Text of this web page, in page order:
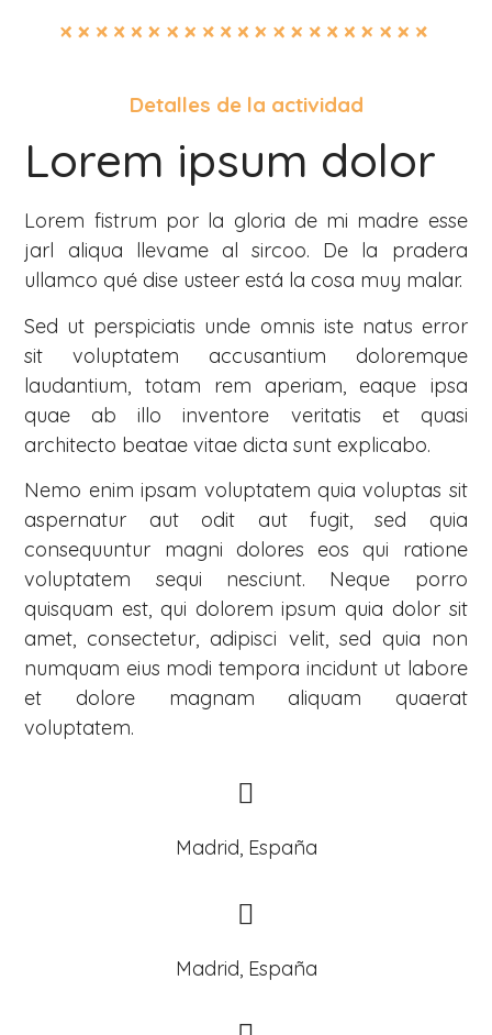
Detalles de la actividad
Lorem ipsum dolor
Lorem fistrum por la gloria de mi madre esse
jarl aliqua llevame al sircoo. De la pradera
ullamco qué dise usteer está la cosa muy malar.
Sed ut perspiciatis unde omnis iste natus error
sit voluptatem accusantium doloremque
laudantium, totam rem aperiam, eaque ipsa
quae ab illo inventore veritatis et quasi
architecto beatae vitae dicta sunt explicabo.
Nemo enim ipsam voluptatem quia voluptas sit
aspernatur aut odit aut fugit, sed quia
consequuntur magni dolores eos qui ratione
voluptatem sequi nesciunt. Neque porro
quisquam est, qui dolorem ipsum quia dolor sit
amet, consectetur, adipisci velit, sed quia non
numquam eius modi tempora incidunt ut labore
et dolore magnam aliquam quaerat
voluptatem.
Madrid, España
Madrid, España